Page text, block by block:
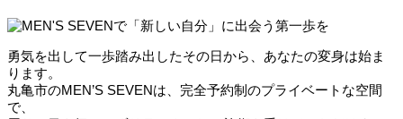
勇気を出して一歩踏み出したその日から、あなたの変身は始ま
ります。
丸亀市のMEN’S SEVENは、完全予約制のプライベートな空間
で、